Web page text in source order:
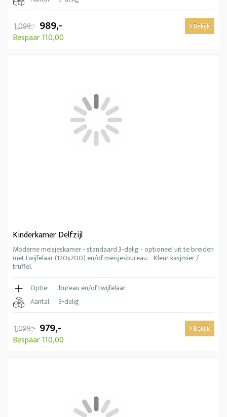
1.099,- 989,-
Bespaar 110,00
Bekijk
Kinderkamer Delfzijl
Moderne meisjeskamer - standaard 3-delig - optioneel uit te breiden
met twijfelaar (120x200) en/of meisjesbureau. - Kleur kasjmier /
truffel.
Optie:
bureau en/of twijfelaar
Aantal:
3-delig
1.089,- 979,-
Bespaar 110,00
Bekijk